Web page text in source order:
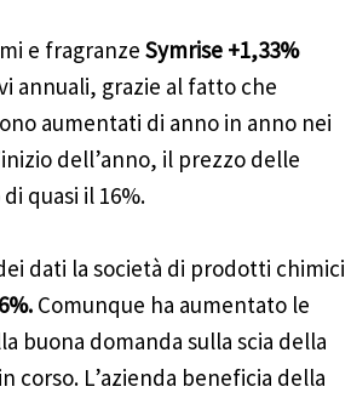
e fragranzeSymrise +1,33%
annuali, grazie al fatto che
aumentati di anno in anno nei
dell’anno, il prezzo delle
quasi il 16%.
dati la società di prodotti chimici
Comunque ha aumentato le
buona domanda sulla scia della
corso. L’azienda beneficia della